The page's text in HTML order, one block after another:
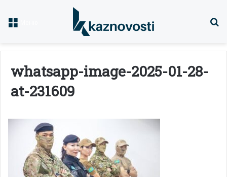
whatsapp-image-2025-01-28-
at-231609